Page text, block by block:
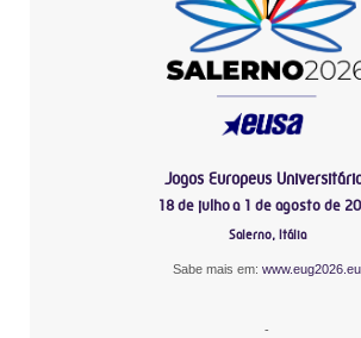
Jogos Europeus
18 de julho a 1 de agosto de
Salerno, Itália
Sabe mais em: www.eug2026.eu
-